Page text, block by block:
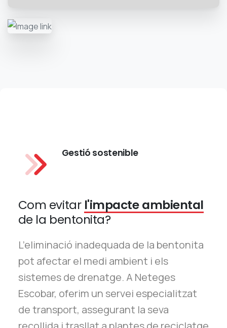
Gestió sostenible
Com evitar l'impacte ambiental
de la bentonita?
L’eliminació inadequada de la bentonita
pot afectar el medi ambient i els
sistemes de drenatge. A Neteges
Escobar, oferim un servei especialitzat
de transport, assegurant la seva